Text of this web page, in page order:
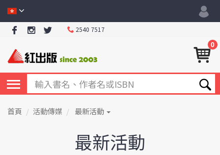
2540 7517
0
首頁 活動傳媒 最新活動
最新活動